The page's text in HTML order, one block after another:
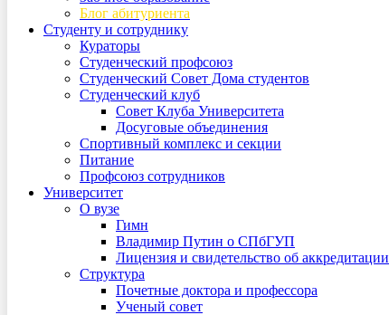
Блог абитуриента
Студенту и сотруднику
Кураторы
Студенческий профсоюз
Студенческий Совет Дома студентов
Студенческий клуб
Совет Клуба Университета
Досуговые объединения
Спортивный комплекс и секции
Питание
Профсоюз сотрудников
Университет
О вузе
Гимн
Владимир Путин о СПбГУП
Лицензия и свидетельство об аккредитации
Структура
Почетные доктора и профессора
Ученый совет